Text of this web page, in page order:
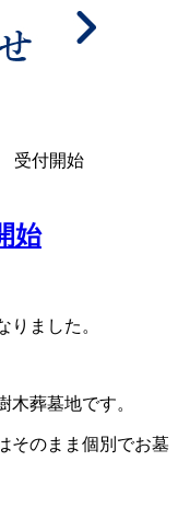
受付開始
始
りました。
木葬墓地です。
そのまま個別でお墓